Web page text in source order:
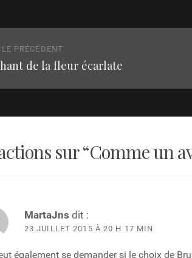
PRÉCÉDENT
précédent
de la fleur écarlate
sur “Comme un
MartaJns dit :
23 JUILLET 2015 À 20 H 17 MIN
également se demander si le choix de